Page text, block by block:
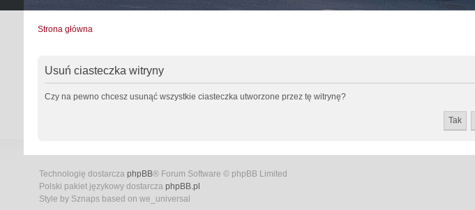
Strona główna
Usuń ciasteczka witryny
Czy na pewno chcesz usunąć wszystkie ciasteczka utworzone przez tę witrynę?
Technologię dostarcza phpBB® Forum Software © phpBB Limited
Polski pakiet językowy dostarcza phpBB.pl
Style by Sznaps based on we_universal